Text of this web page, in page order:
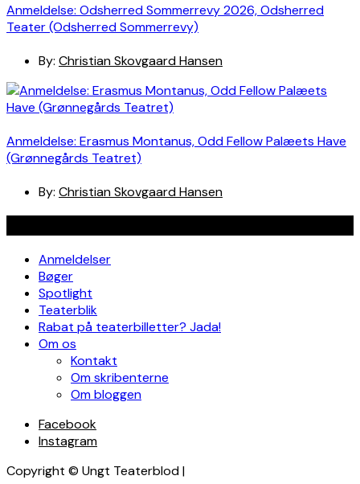
Anmeldelse: Odsherred Sommerrevy 2026, Odsherred
Teater (Odsherred Sommerrevy)
By: Christian Skovgaard Hansen
Anmeldelse: Erasmus Montanus, Odd Fellow Palæets Have
(Grønnegårds Teatret)
By: Christian Skovgaard Hansen
Anmeldelser
Bøger
Spotlight
Teaterblik
Rabat på teaterbilletter? Jada!
Om os
Kontakt
Om skribenterne
Om bloggen
Facebook
Instagram
Copyright © Ungt Teaterblod |